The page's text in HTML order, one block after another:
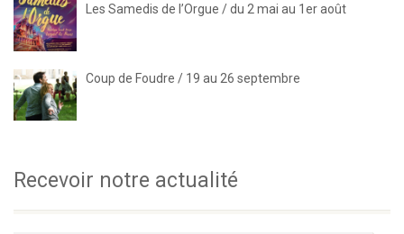
Les Samedis de l’Orgue / du 2 mai au 1er août
Coup de Foudre / 19 au 26 septembre
Recevoir notre actualité